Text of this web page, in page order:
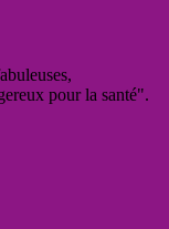
pour la santé".